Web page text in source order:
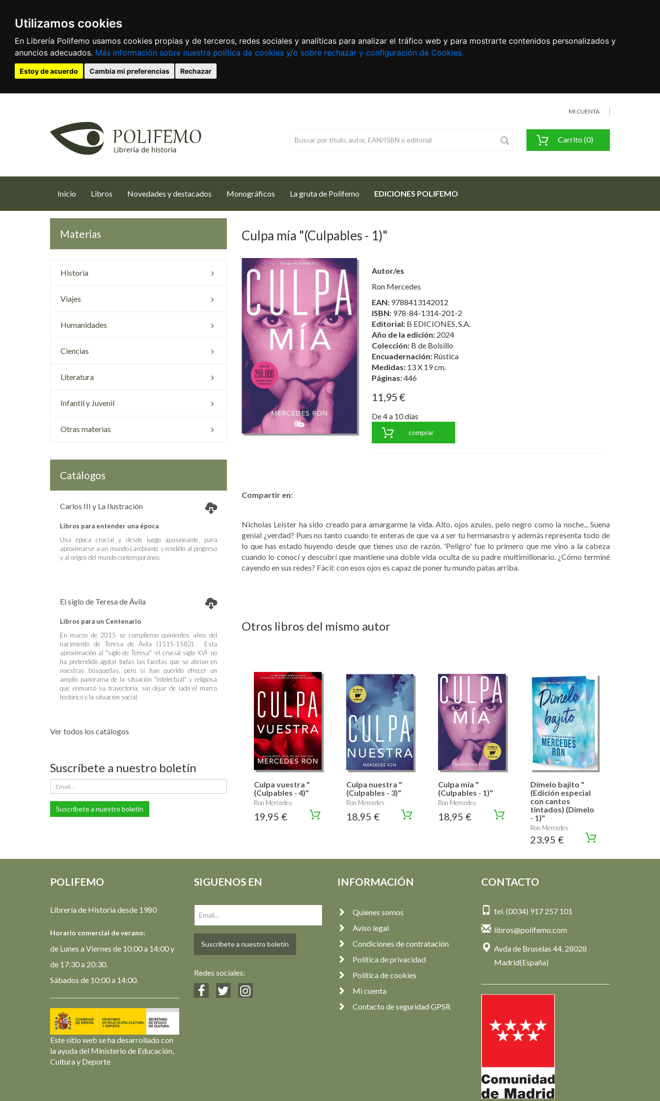
Utilizamos cookies
En Librería Polifemo usamos cookies propias y de terceros, redes sociales y analíticas para analizar el tráfico web y para mostrarte contenidos personalizados y
anuncios adecuados. Más información sobre nuestra política de cookies y/o sobre rechazar y configuración de Cookies.
Estoy de acuerdo Cambia mi preferencias Rechazar
MI CUENTA
Carrito (0)
Inicio (current)
Libros Novedades y destacados Monográficos La gruta de Polifemo EDICIONES POLIFEMO
Materias
Historia
Viajes
Humanidades
Ciencias
Literatura
Infantil y Juvenil
Otras materias
Catálogos
Carlos III y La Ilustración
Libros para entender una época
Una época crucial y desde luego apasionante, para
aproximarse a un mundo cambiante y rendido al progreso
y al origen del mundo contemporáneo.
El siglo de Teresa de Ávila
Libros para un Centenario
En marzo de 2015 se cumplieron quinientos años del
nacimiento de Teresa de Ávila (1515-1582). Esta
aproximación al "siglo de Teresa" -el crucial siglo XVI- no
ha pretendido agotar todas las facetas que se abrían en
nuestras búsquedas, pero sí han querido ofrecer un
amplio panorama de la situación "intelectual" y religiosa
que enmarcó su trayectoria, sin dejar de lado el marco
histórico y la situación social
Ver todos los catálogos
Suscríbete a nuestro boletín
Suscríbete a nuestro boletín
Culpa mía "(Culpables - 1)"
Autor/es
Ron Mercedes
EAN: 9788413142012
ISBN: 978-84-1314-201-2
Editorial: B EDICIONES, S.A.
Año de la edición: 2024
Colección: B de Bolsillo
Encuadernación: Rústica
Medidas: 13 X 19 cm.
Páginas:446
11,95 €
De 4 a 10 días
comprar
Compartir en:
Nicholas Leister ha sido creado para amargarme la vida. Alto, ojos azules, pelo negro como la noche... Suena
genial ¿verdad? Pues no tanto cuando te enteras de que va a ser tu hermanastro y además representa todo de
lo que has estado huyendo desde que tienes uso de razón. 'Peligro' fue lo primero que me vino a la cabeza
cuando lo conocí y descubrí que mantiene una doble vida oculta de su padre multimillonario. ¿Cómo terminé
cayendo en sus redes? Fácil: con esos ojos es capaz de poner tu mundo patas arriba.
Otros libros del mismo autor
Culpa vuestra "
(Culpables - 4)"
Ron Mercedes
19,95 €
Culpa nuestra "
(Culpables - 3)"
Ron Mercedes
18,95 €
Culpa mía "
(Culpables - 1)"
Ron Mercedes
18,95 €
Dímelo bajito "
(Edición especial
con cantos
tintados) (Dímelo
- 1)"
Ron Mercedes
23,95 €
POLIFEMO
Librería de Historia desde 1980
Horario comercial de verano:
de Lunes a Viernes de 10:00 a 14:00 y
de 17:30 a 20:30.
Sábados de 10:00 a 14:00.
Este sitio web se ha desarrollado con
la ayuda del Ministerio de Educación,
Cultura y Deporte
SIGUENOS EN
Suscríbete a nuestro boletín
Redes sociales:
INFORMACIÓN
Quienes somos
Aviso legal
Condiciones de contratación
Política de privacidad
Política de cookies
Mi cuenta
Contacto de seguridad GPSR
CONTACTO
tel. (0034) 917 257 101
libros@polifemo.com
Avda de Bruselas 44, 28028
Madrid(España)